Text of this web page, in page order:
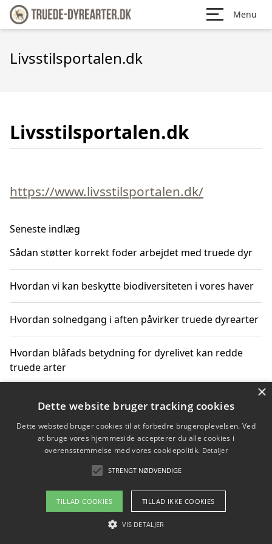
Menu
Livsstilsportalen.dk
Livsstilsportalen.dk
https://www.livsstilsportalen.dk/
Seneste indlæg
Sådan støtter korrekt foder arbejdet med truede dyr
Hvordan vi kan beskytte biodiversiteten i vores haver
Hvordan solnedgang i aften påvirker truede dyrearter
Hvordan blåfads betydning for dyrelivet kan redde
truede arter
Hvordan kan gaver til unge voksne støtte bevarelsen
Copyright 2026 - Pilanto Aps
Om / kontakt
Blog Betingelser
×
Dette website bruger tracking cookies
Dette websted bruger cookies til at forbedre brugeroplevelsen. Ved
at bruge vores hjemmeside accepterer du alle cookies i
overensstemmelse med vores cookiepolitik. Detaljer
STRENGT NØDVENDIGE
TILLAD COOKIES TILLAD IKKE COOKIES
VIS DETALJER